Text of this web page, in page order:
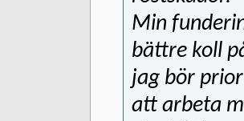
Min
bättre koll
jag bör
att arbeta